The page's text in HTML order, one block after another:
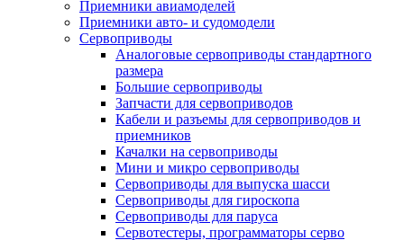
Приемники авиамоделей
Приемники авто- и судомодели
Сервоприводы
Аналоговые сервоприводы стандартного
размера
Большие сервоприводы
Запчасти для сервоприводов
Кабели и разъемы для сервоприводов и
приемников
Качалки на сервоприводы
Мини и микро сервоприводы
Сервоприводы для выпуска шасси
Сервоприводы для гироскопа
Сервоприводы для паруса
Сервотестеры, программаторы серво